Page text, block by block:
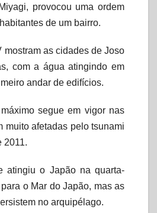
provocou uma ordem
de um bairro.
mostram as cidades de Joso
com a água atingindo em
andar de edifícios.
segue em vigor nas
muito afetadas pelo tsunami
2011.
atingiu o Japão na quarta-
o Mar do Japão, mas as
no arquipélago.